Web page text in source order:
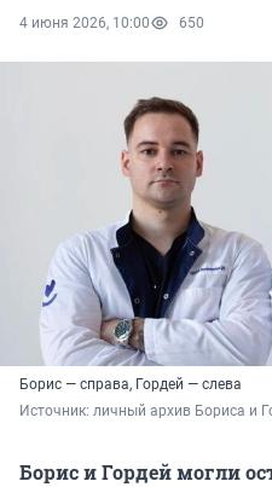
4 июня 2026, 10:00 650
Борис — справа, Гордей — слева
Источник: личный архив Бориса и
Борис и Гордей могли